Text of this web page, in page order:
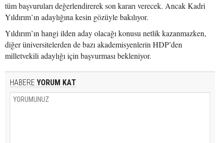
tüm başvuruları değerlendirerek son kararı verecek. Ancak Kadri
Yıldırım’ın adaylığına kesin gözüyle bakılıyor.
Yıldırım’ın hangi ilden aday olacağı konusu netlik kazanmazken,
diğer üniversitelerden de bazı akademisyenlerin HDP’den
milletvekili adaylığı için başvurması bekleniyor.
HABERE YORUM KAT